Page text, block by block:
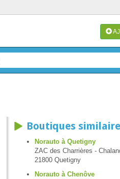
Boutiques
Norauto à Quetigny
ZAC des Charrières -
21800 Quetigny
Norauto à Chenôve